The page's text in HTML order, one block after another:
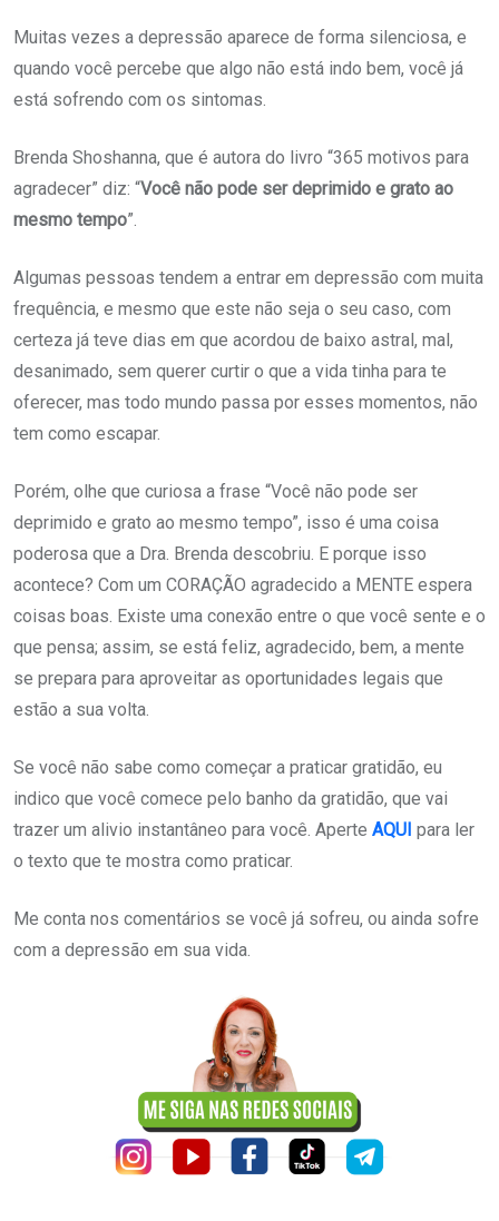
Muitas vezes a depressão aparece de forma silenciosa, e
quando você percebe que algo não está indo bem, você já
está sofrendo com os sintomas.
Brenda Shoshanna, que é autora do livro “365 motivos para
agradecer” diz: “Você não pode ser deprimido e grato ao
mesmo tempo”.
Algumas pessoas tendem a entrar em depressão com muita
frequência, e mesmo que este não seja o seu caso, com
certeza já teve dias em que acordou de baixo astral, mal,
desanimado, sem querer curtir o que a vida tinha para te
oferecer, mas todo mundo passa por esses momentos, não
tem como escapar.
Porém, olhe que curiosa a frase “Você não pode ser
deprimido e grato ao mesmo tempo”, isso é uma coisa
poderosa que a Dra. Brenda descobriu. E porque isso
acontece? Com um CORAÇÃO agradecido a MENTE espera
coisas boas. Existe uma conexão entre o que você sente e o
que pensa; assim, se está feliz, agradecido, bem, a mente
se prepara para aproveitar as oportunidades legais que
estão a sua volta.
Se você não sabe como começar a praticar gratidão, eu
indico que você comece pelo banho da gratidão, que vai
trazer um alivio instantâneo para você. Aperte AQUI para ler
o texto que te mostra como praticar.
Me conta nos comentários se você já sofreu, ou ainda sofre
com a depressão em sua vida.